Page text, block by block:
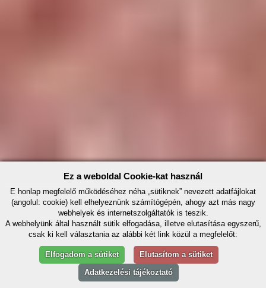
Ez a weboldal Cookie-kat használ
E honlap megfelelő működéséhez néha „sütiknek” nevezett adatfájlokat
(angolul: cookie) kell elhelyeznünk számítógépén, ahogy azt más nagy
webhelyek és internetszolgáltatók is teszik.
A webhelyünk által használt sütik elfogadása, illetve elutasítása egyszerű,
csak ki kell választania az alábbi két link közül a megfelelőt:
Elfogadom a sütiket
Elutasítom a sütiket
Adatkezelési tájékoztató